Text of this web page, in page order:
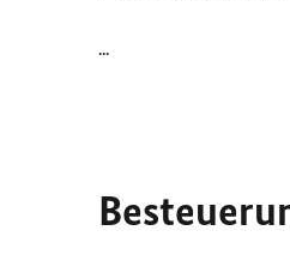
...